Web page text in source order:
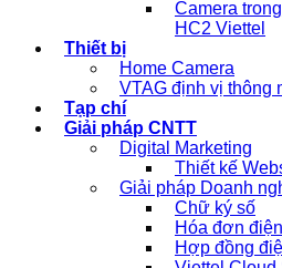
Camera
HC2 Viettel
Thiết bị
Home Camera
VTAG định vị thông
Tạp chí
Giải pháp CNTT
Digital Marketing
Thiết kế
Giải pháp Doanh
Chữ ký số
Hóa đơn
Hợp đồng